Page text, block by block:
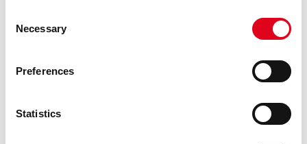
Selection
Necessary
Preferences
Statistics